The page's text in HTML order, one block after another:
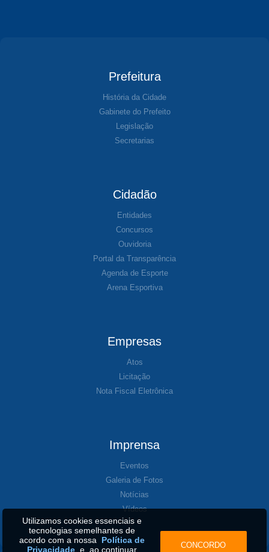
Prefeitura
História da Cidade
Gabinete do Prefeito
Legislação
Secretarias
Cidadão
Entidades
Concursos
Ouvidoria
Portal da Transparência
Agenda de Esporte
Arena Esportiva
Empresas
Atos
Licitação
Nota Fiscal Eletrônica
Imprensa
Eventos
Galeria de Fotos
Notícias
Vídeos
Utilizamos cookies essenciais e
tecnologias semelhantes de
acordo com a nossa Política de
Privacidadee, ao continuar CONCORDO